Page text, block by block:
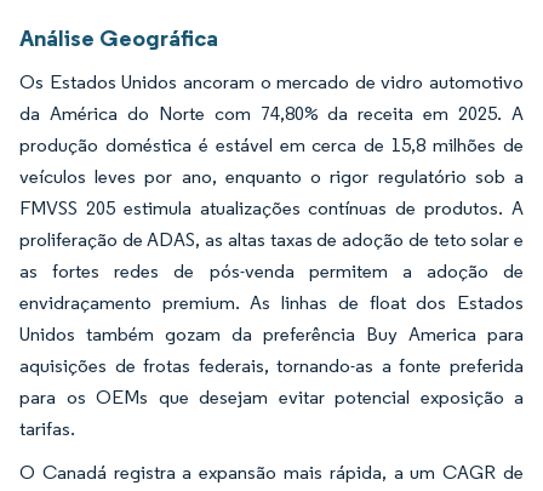
Análise Geográfica
Os Estados Unidos ancoram o mercado de vidro automotivo
da América do Norte com 74,80% da receita em 2025. A
produção doméstica é estável em cerca de 15,8 milhões de
veículos leves por ano, enquanto o rigor regulatório sob a
FMVSS 205 estimula atualizações contínuas de produtos. A
proliferação de ADAS, as altas taxas de adoção de teto solar e
as fortes redes de pós-venda permitem a adoção de
envidraçamento premium. As linhas de float dos Estados
Unidos também gozam da preferência Buy America para
aquisições de frotas federais, tornando-as a fonte preferida
para os OEMs que desejam evitar potencial exposição a
tarifas.
O Canadá registra a expansão mais rápida, a um CAGR de